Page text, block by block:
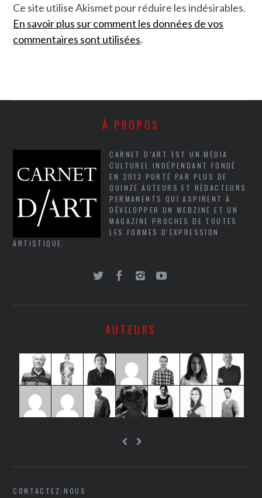
Ce site utilise Akismet pour réduire les indésirables.
En savoir plus sur comment les données de vos
commentaires sont utilisées.
À PROPOS
CARNET D’ART EST UN MÉDIA
CULTUREL INDÉPENDANT FONDÉ
EN 2013 PORTÉ PAR PLUS DE
QUINZE AUTEURS ET RÉDACTEURS
PERMANENTS QUI ASPIRENT À
DÉVELOPPER UN WEBZINE ET UN
MAGAZINE PROCHES DE TOUTES
LES FORMES D'EXPRESSION
ARTISTIQUE.
AUTEURS
CONTACTEZ-NOUS